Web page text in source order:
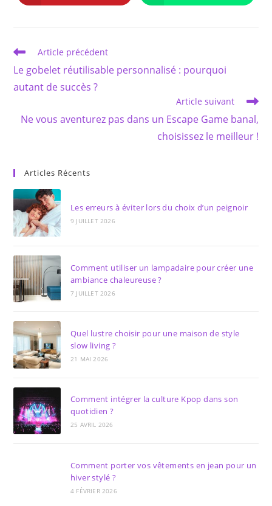
dans dans
Read
articles
Article précédent
Le gobelet réutilisable personnalisé : pourquoi
autant de succès ?
Article suivant
Ne vous aventurez pas dans un Escape Game banal,
choisissez le meilleur !
Articles Récents
Les erreurs à éviter lors du choix d’un peignoir
9 JUILLET 2026
Comment utiliser un lampadaire pour créer une
ambiance chaleureuse ?
7 JUILLET 2026
Quel lustre choisir pour une maison de style
slow living ?
21 MAI 2026
Comment intégrer la culture Kpop dans son
quotidien ?
25 AVRIL 2026
Comment porter vos vêtements en jean pour un
hiver stylé ?
4 FÉVRIER 2026